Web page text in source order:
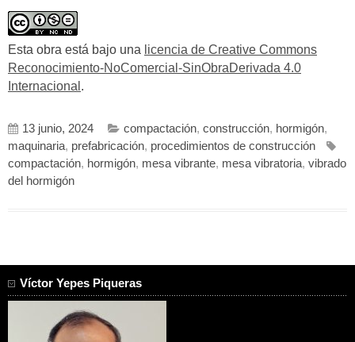
Esta obra está bajo una licencia de Creative Commons
Reconocimiento-NoComercial-SinObraDerivada 4.0
Internacional .
13 junio, 2024 compactación, construcción, hormigón,
maquinaria, prefabricación, procedimientos de construcción
compactación, hormigón, mesa vibrante, mesa vibratoria, vibrado
del hormigón
Víctor Yepes Piqueras